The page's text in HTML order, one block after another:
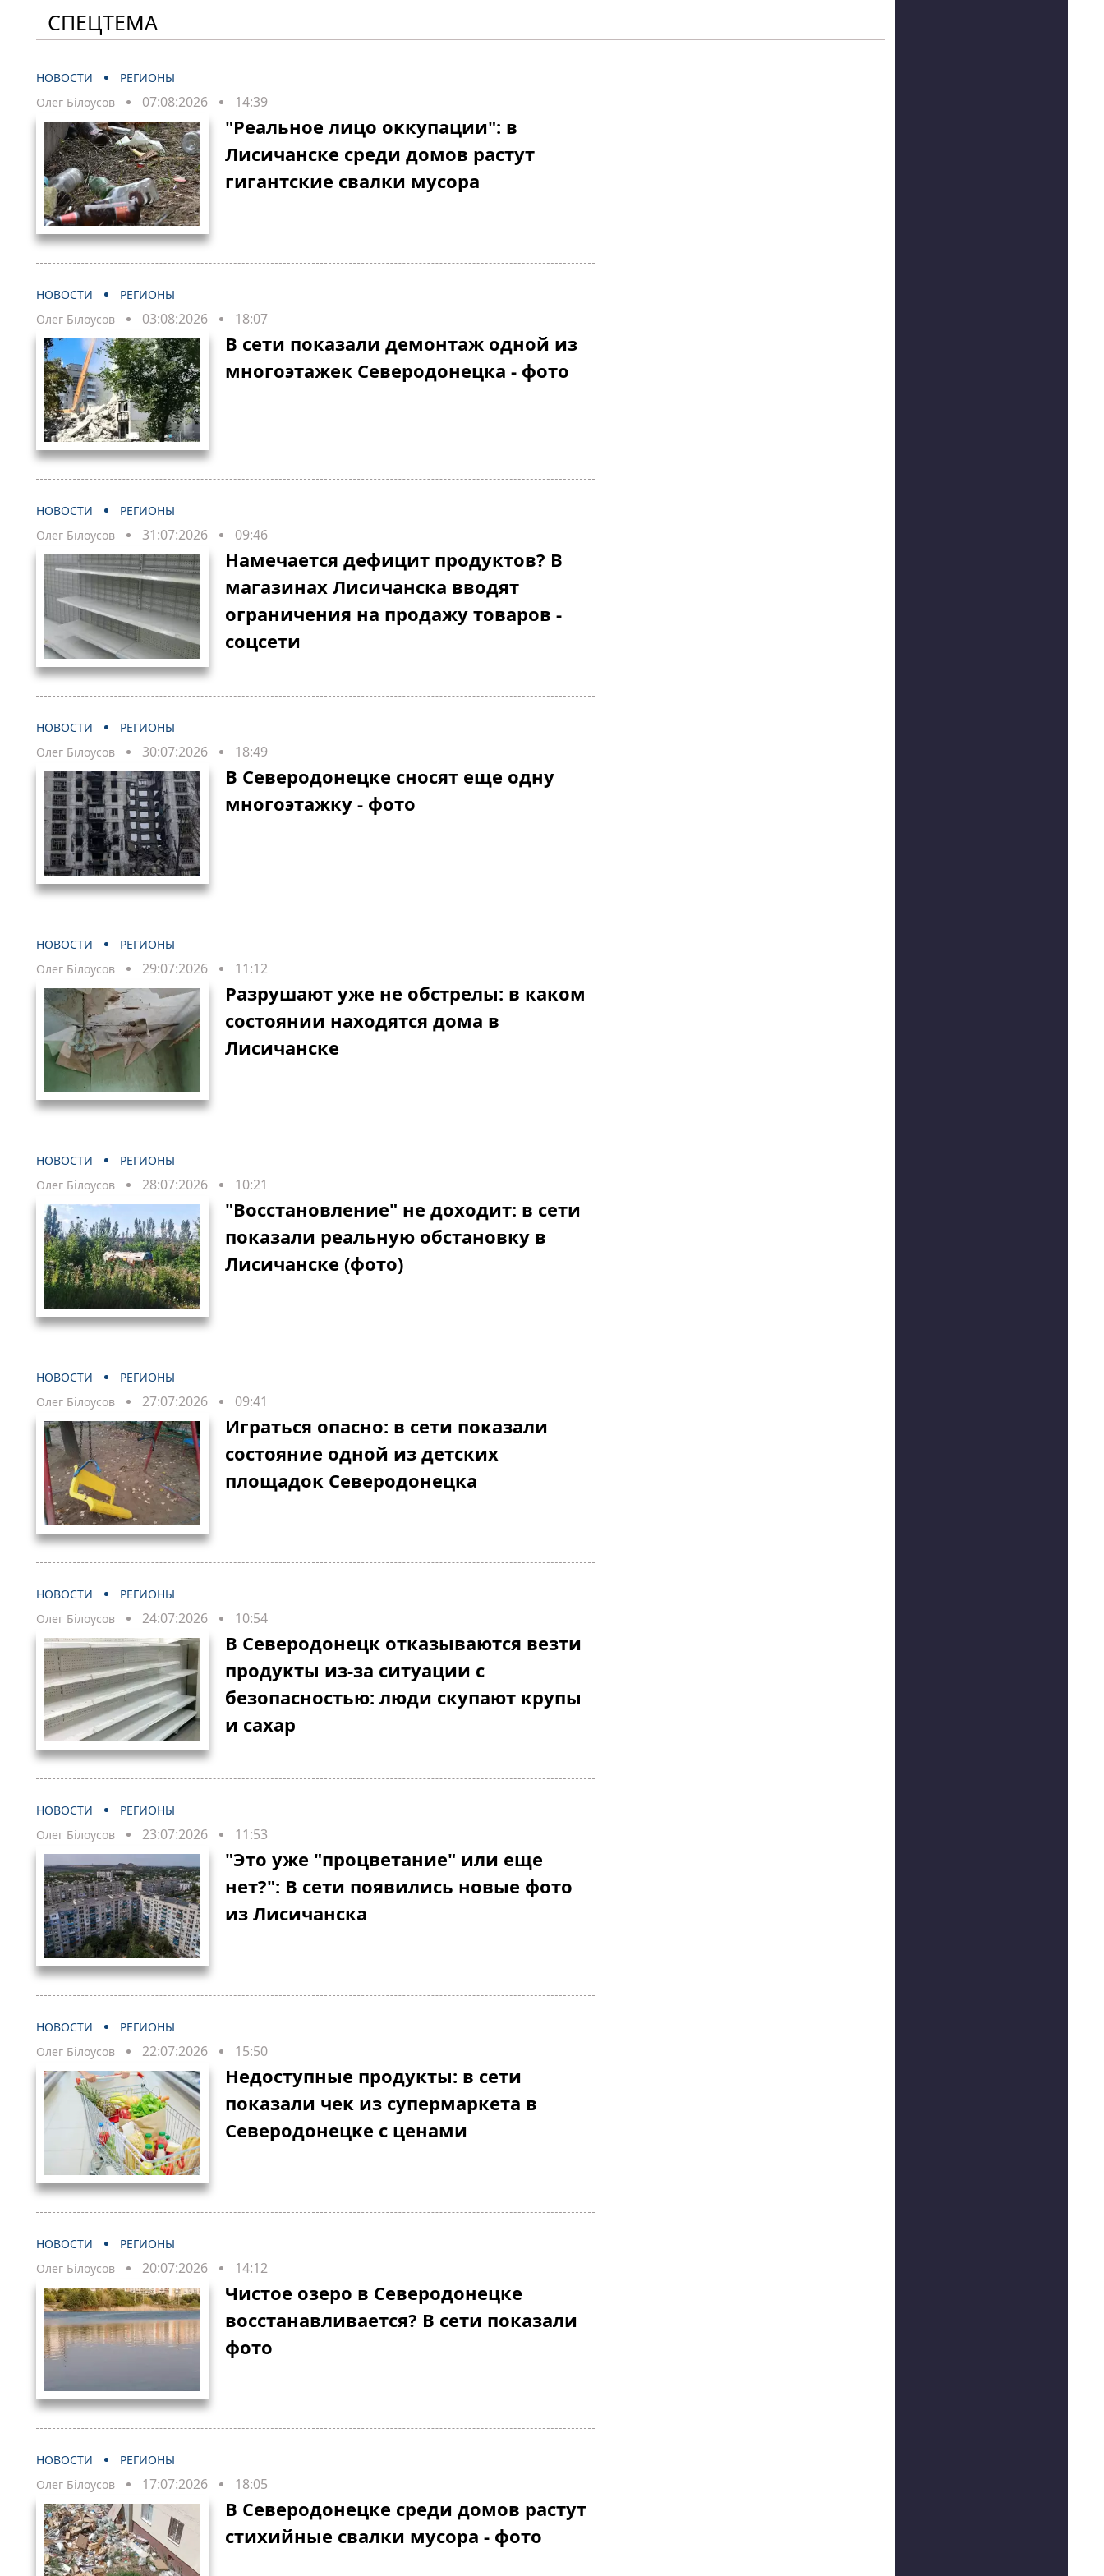
СПЕЦТЕМА
НОВОСТИ
РЕГИОНЫ
Олег Білоусов
07:08:2026 14:39
"Реальное лицо оккупации": в
Лисичанске среди домов растут
гигантские свалки мусора
НОВОСТИ
РЕГИОНЫ
Олег Білоусов
03:08:2026 18:07
В сети показали демонтаж одной из
многоэтажек Северодонецка - фото
НОВОСТИ
РЕГИОНЫ
Олег Білоусов
31:07:2026 09:46
Намечается дефицит продуктов? В
магазинах Лисичанска вводят
ограничения на продажу товаров -
соцсети
НОВОСТИ
РЕГИОНЫ
Олег Білоусов
30:07:2026 18:49
В Северодонецке сносят еще одну
многоэтажку - фото
НОВОСТИ
РЕГИОНЫ
Олег Білоусов
29:07:2026 11:12
Разрушают уже не обстрелы: в каком
состоянии находятся дома в
Лисичанске
НОВОСТИ
РЕГИОНЫ
Олег Білоусов
28:07:2026 10:21
"Восстановление" не доходит: в сети
показали реальную обстановку в
Лисичанске (фото)
НОВОСТИ
РЕГИОНЫ
Олег Білоусов
27:07:2026 09:41
Играться опасно: в сети показали
состояние одной из детских
площадок Северодонецка
НОВОСТИ
РЕГИОНЫ
Олег Білоусов
24:07:2026 10:54
В Северодонецк отказываются везти
продукты из-за ситуации с
безопасностью: люди скупают крупы
и сахар
НОВОСТИ
РЕГИОНЫ
Олег Білоусов
23:07:2026 11:53
"Это уже "процветание" или еще
нет?": В сети появились новые фото
из Лисичанска
НОВОСТИ
РЕГИОНЫ
Олег Білоусов
22:07:2026 15:50
Недоступные продукты: в сети
показали чек из супермаркета в
Северодонецке с ценами
НОВОСТИ
РЕГИОНЫ
Олег Білоусов
20:07:2026 14:12
Чистое озеро в Северодонецке
восстанавливается? В сети показали
фото
НОВОСТИ
РЕГИОНЫ
Олег Білоусов
17:07:2026 18:05
В Северодонецке среди домов растут
стихийные свалки мусора - фото